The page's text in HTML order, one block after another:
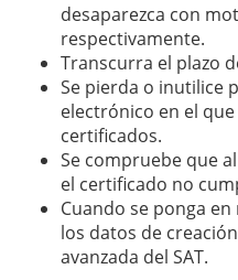
desaparezca con
respectivamente.
Transcurra el plazo
Se pierda o inutilice
electrónico en el
certificados.
Se compruebe que
el certificado no
Cuando se ponga
los datos de
avanzada del SAT.